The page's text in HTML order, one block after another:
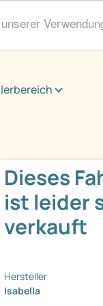
Dieses
ist leider
verkauft
Hersteller
Isabella